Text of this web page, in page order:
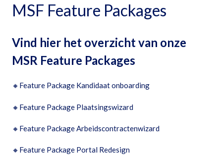
MSF Feature Packages
Vind hier het overzicht van onze
MSR Feature Packages
🔸 Feature Package Kandidaat onboarding
🔸 Feature Package Plaatsingswizard
🔸 Feature Package Arbeidscontractenwizard
🔸 Feature Package Portal Redesign